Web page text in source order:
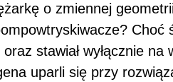
o zmiennej
Choć
oraz stawiał wyłącznie
uparli się przy